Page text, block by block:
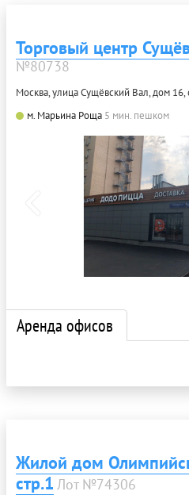
Торговый центр
№80738
Москва, улица Сущёвский Вал, дом 16,
м. Марьина Роща 5 мин. пешком
Аренда офисов
Жилой дом
стр.1 Лот №74306